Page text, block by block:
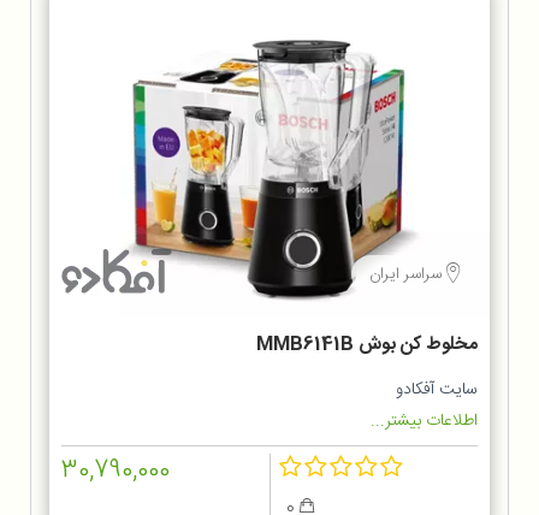
سراسر ایران
مخلوط کن بوش MMB6141B
سایت آفکادو
اطلاعات بیشتر...
30,790,000